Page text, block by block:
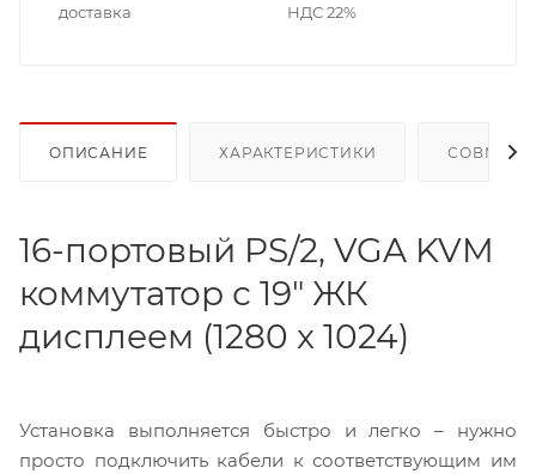
доставка
НДС 22%
ОПИСАНИЕ ХАРАКТЕРИСТИКИ
16-портовый PS/2, VGA KVM
коммутатор с 19" ЖК
дисплеем (1280 x 1024)
Установка выполняется быстро и легко – нужно
просто подключить кабели к соответствующим им